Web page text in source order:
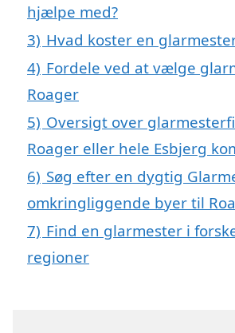
hjælpe med?
3) Hvad koster en
4) Fordele ved at vælge
Roager
5) Oversigt over
Roager eller hele Esbjerg
6) Søg efter en dygtig
omkringliggende byer til
7) Find en glarmester i
regioner